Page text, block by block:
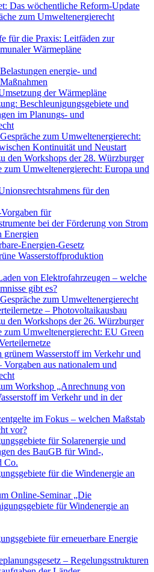
Das wöchentliche Reform-Update
zum Umweltenergierecht
für die Praxis: Leitfäden zur
Wärmepläne
energie- und
der Wärmepläne
Beschleunigungsgebiete und
im Planungs- und
zum Umweltenergierecht:
Kontinuität und Neustart
den Workshops der 28. Würzburger
zum Umweltenergierecht: Europa und
für den
für
bei der Förderung von Strom
Energien
Energien-Gesetz
Wasserstoffproduktion
von Elektrofahrzeugen – welche
gibt es?
zum Umweltenergierecht
– Photovoltaikausbau
den Workshops der 26. Würzburger
zum Umweltenergierecht: EU Green
Wasserstoff im Verkehr und
aus nationalem und
Workshop „Anrechnung von
im Verkehr und in der
im Fokus – welchen Maßstab
vor?
für Solarenergie und
des BauGB für Wind-,
Co.
für die Windenergie an
Online-Seminar „Die
für Windenergie an
für erneuerbare Energie
– Regelungsstrukturen